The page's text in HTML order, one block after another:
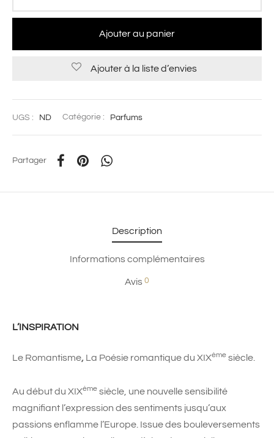
Ajouter au panier
Ajouter à la liste d’envies
UGS : ND Catégorie : Parfums
Partager
Description
Informations complémentaires
Avis 0
L’INSPIRATION
Le Romantisme, La Poésie romantique du XIXème siècle.
Au début du XIXème siècle, une nouvelle sensibilité
magnifiant l’expression des sentiments jusqu’aux
passions enflamme l’Europe. Issue des bouleversements